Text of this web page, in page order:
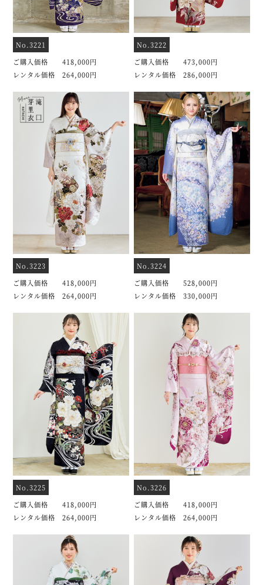
No.3221
ご購入価格 418,000円
レンタル価格 264,000円
No.3222
ご購入価格 473,000円
レンタル価格 286,000円
No.3223
ご購入価格 418,000円
レンタル価格 264,000円
No.3224
ご購入価格 528,000円
レンタル価格 330,000円
No.3225
ご購入価格 418,000円
レンタル価格 264,000円
No.3226
ご購入価格 418,000円
レンタル価格 264,000円